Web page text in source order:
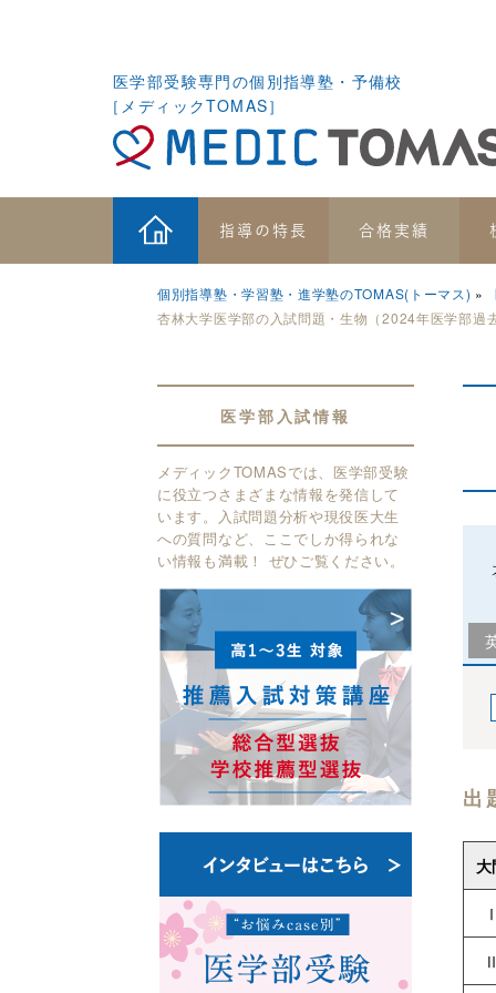
医学部受験専門の個別指導塾・予備校
［メディックTOMAS］
指導の特長 合格実績
個別指導塾・学習塾・進学塾のTOMAS(トーマス)
杏林大学医学部の入試問題・生物（2024年医学部過
出
医学部入試情報
メディックTOMASでは、医学部受験
に役立つさまざまな情報を発信して
います。入試問題分析や現役医大生
への質問など、ここでしか得られな
い情報も満載！ ぜひご覧ください。